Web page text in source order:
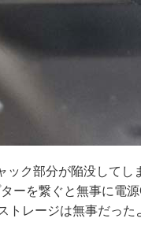
ク部分が陥没してし
ーを繋ぐと無事に電源
レージは無事だった